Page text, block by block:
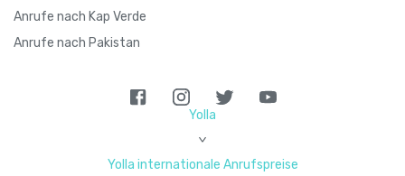
Anrufe nach Kap Verde
Anrufe nach Pakistan
Yolla
>
Yolla internationale Anrufspreise